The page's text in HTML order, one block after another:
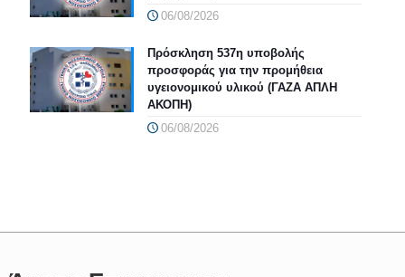
06/08/2026
Πρόσκληση 537η υποβολής
προσφοράς για την προμήθεια
υγειονομικού υλικού (ΓΑΖΑ ΑΠΛΗ
ΑΚΟΠΗ)
06/08/2026